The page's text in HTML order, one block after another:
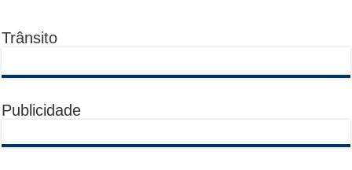
Trânsito
Publicidade